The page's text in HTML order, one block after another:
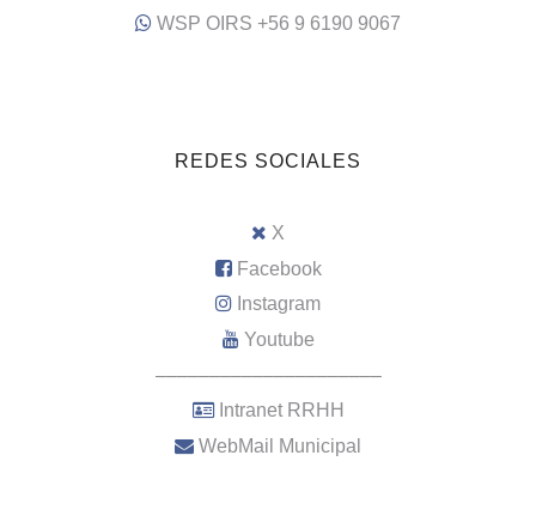
WSP OIRS +56 9 6190 9067
REDES SOCIALES
X
Facebook
Instagram
Youtube
–––––––––––––––––––––
Intranet RRHH
WebMail Municipal